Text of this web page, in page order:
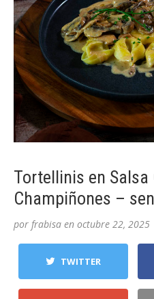
Tortellinis en Salsa
Champiñones –
por frabisa en octubre 22, 2025
TWITTER